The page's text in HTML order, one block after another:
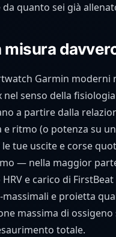
da quanto sei già
misura
Garmin moderni
nel senso della
a partire dalla
e ritmo (o potenza su
tue uscite e corse
— nella maggior
e carico di
massimali e proietta
massima di ossigeno
totale.